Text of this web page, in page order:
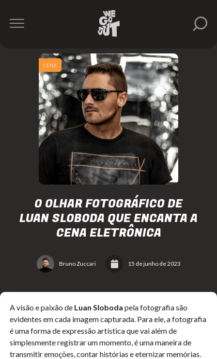
O OLHAR FOTOGRÁFICO DE
LUAN SLOBODA QUE ENCANTA A
CENA ELETRÔNICA
Bruno Zuccari 15 de junho de 2023
CENA
A visão e paixão de Luan Sloboda pela fotografia são
evidentes em cada imagem capturada. Para ele, a fotografia
é uma forma de expressão artística que vai além de
simplesmente registrar um momento, é uma maneira de
transmitir emoções, contar histórias e eternizar memórias.